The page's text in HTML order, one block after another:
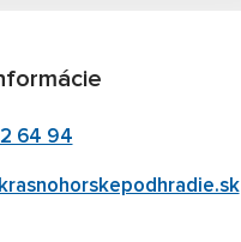
64 94